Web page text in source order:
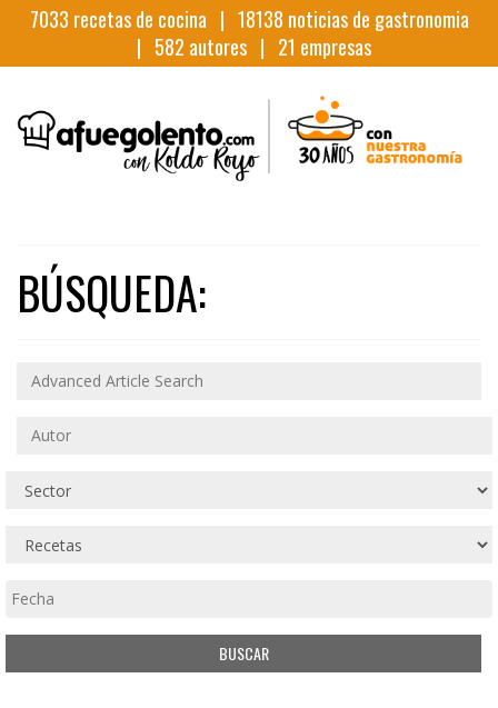
7033 recetas de cocina | 18138 noticias de gastronomia
| 582 autores | 21 empresas
BÚSQUEDA: